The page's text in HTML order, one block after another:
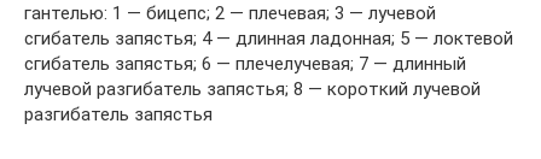
гантелью: 1 — бицепс; 2 — плечевая; 3 — лучевой
сгибатель запястья; 4 — длинная ладонная; 5 — локтевой
сгибатель запястья; 6 — плечелучевая; 7 — длинный
лучевой разгибатель запястья; 8 — короткий лучевой
разгибатель запястья